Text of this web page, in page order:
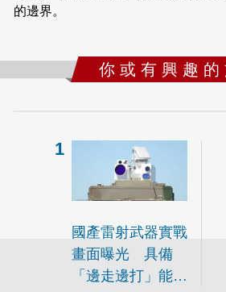
的邊界。
你 或 有 興 趣 的
國產雷射武器實戰
畫面曝光 具備
「邊走邊打」能力